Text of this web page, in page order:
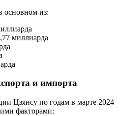
основном из:
миллиарда
и импорта
Цзянсу по годам в марте 2024
факторами: